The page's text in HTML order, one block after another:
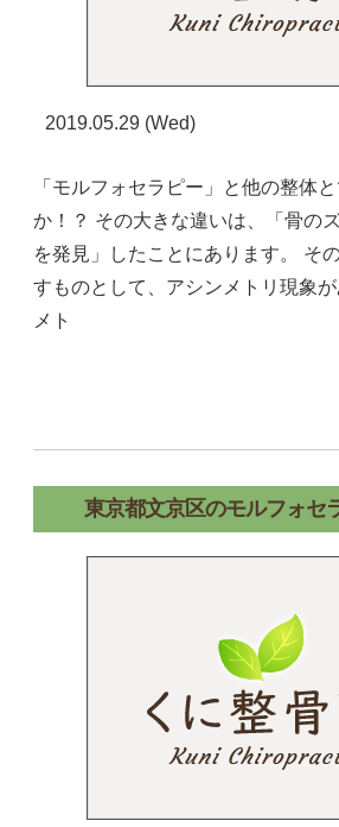
2019.05.29 (Wed)
「モルフォセラピー」と他の整体
か！？ その大きな違いは、「骨の
を発見」したことにあります。 そ
すものとして、アシンメトリ現象
メト
東京都文京区のモルフォセ